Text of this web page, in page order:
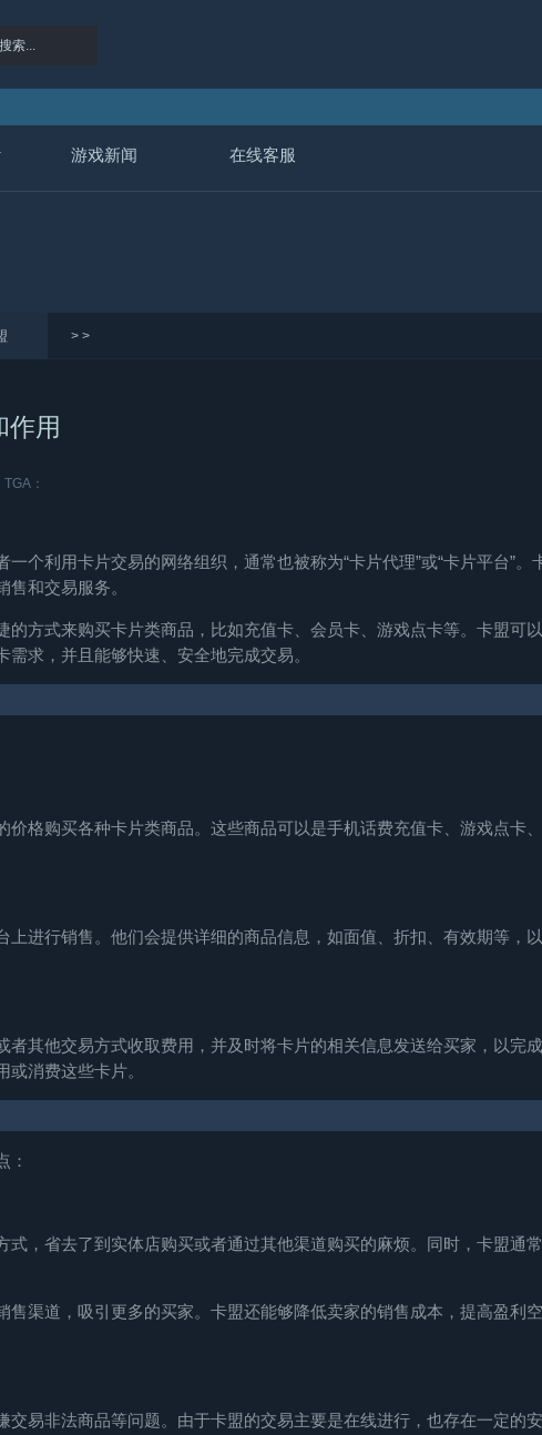
游戏新闻 在线客服
> >
作用
TGA：
个利用卡片交易的网络组织，通常也被称为“卡片代理”或“卡片平台”。
和交易服务。
方式来购买卡片类商品，比如充值卡、会员卡、游戏点卡等。卡盟可
求，并且能够快速、安全地完成交易。
格购买各种卡片类商品。这些商品可以是手机话费充值卡、游戏点卡
进行销售。他们会提供详细的商品信息，如面值、折扣、有效期等，
者其他交易方式收取费用，并及时将卡片的相关信息发送给买家，以完
消费这些卡片。
：
式，省去了到实体店购买或者通过其他渠道购买的麻烦。同时，卡盟通
售渠道，吸引更多的买家。卡盟还能够降低卖家的销售成本，提高盈利空
易非法商品等问题。由于卡盟的交易主要是在线进行，也存在一定的